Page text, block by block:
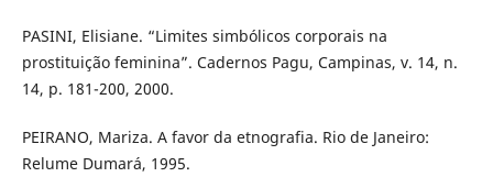
PASINI, Elisiane. “Limites simbólicos corporais na
prostituição feminina”. Cadernos Pagu, Campinas, v. 14, n.
14, p. 181-200, 2000.
PEIRANO, Mariza. A favor da etnografia. Rio de Janeiro:
Relume Dumará, 1995.